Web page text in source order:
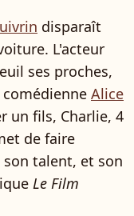
disparaît
L'acteur
ses proches,
Alice
un fils, Charlie, 4
de faire
talent, et son
Le Film